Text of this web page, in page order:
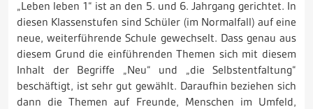
„Leben leben 1“ ist an den 5. und 6. Jahrgang gerichtet. In
diesen Klassenstufen sind Schüler (im Normalfall) auf eine
neue, weiterführende Schule gewechselt. Dass genau aus
diesem Grund die einführenden Themen sich mit diesem
Inhalt der Begriffe „Neu“ und „die Selbstentfaltung“
beschäftigt, ist sehr gut gewählt. Daraufhin beziehen sich
dann die Themen auf Freunde, Menschen im Umfeld,